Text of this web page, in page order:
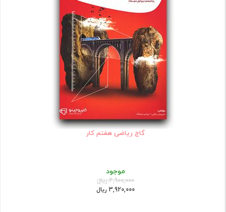
گاج ریاضی هفتم کار
موجود
4,900,000 ریال
3,920,000 ریال